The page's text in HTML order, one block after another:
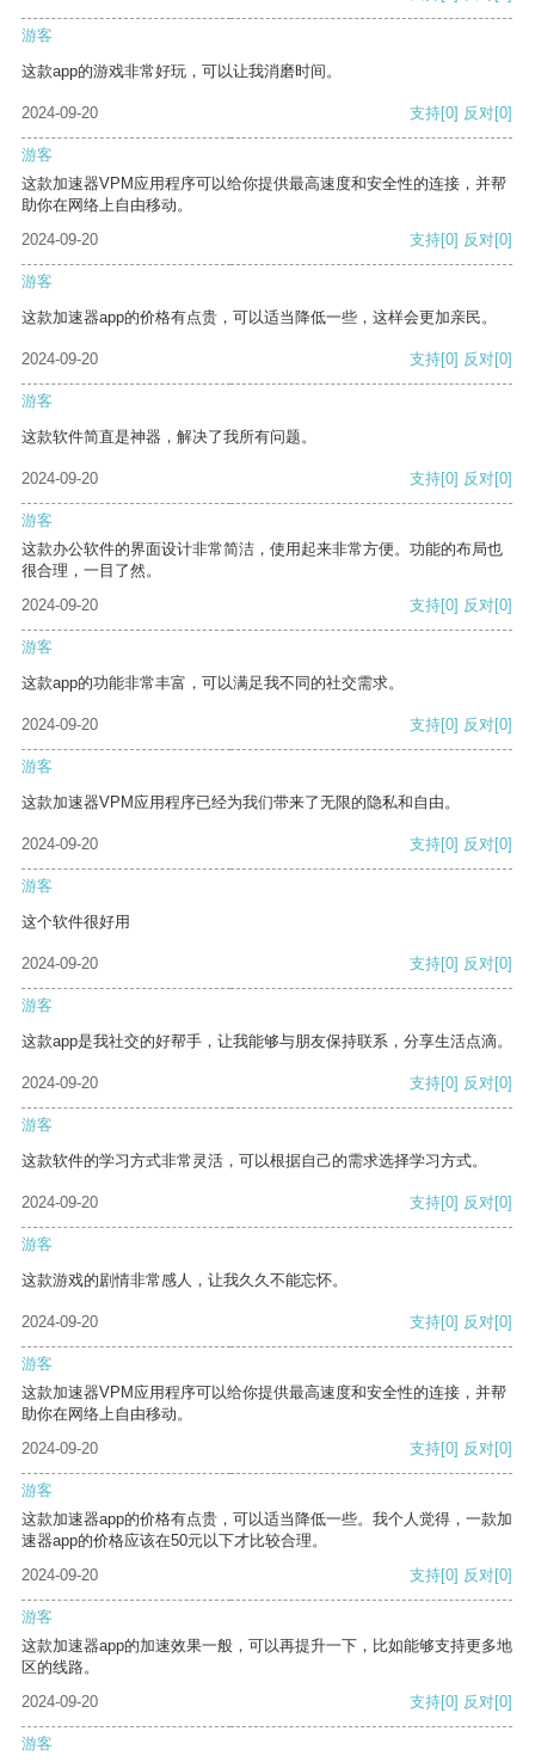
游客
这款app的游戏非常好玩，可以让我消磨时间。
2024-09-20 支持[0] 反对[0]
游客
这款加速器VPM应用程序可以给你提供最高速度和安全性的连接，并帮
助你在网络上自由移动。
2024-09-20
支持[0] 反对[0]
游客
这款加速器app的价格有点贵，可以适当降低一些，这样会更加亲民。
2024-09-20 支持[0] 反对[0]
游客
这款软件简直是神器，解决了我所有问题。
2024-09-20 支持[0] 反对[0]
游客
这款办公软件的界面设计非常简洁，使用起来非常方便。功能的布局也
很合理，一目了然。
2024-09-20
支持[0] 反对[0]
游客
这款app的功能非常丰富，可以满足我不同的社交需求。
2024-09-20 支持[0] 反对[0]
游客
这款加速器VPM应用程序已经为我们带来了无限的隐私和自由。
2024-09-20 支持[0] 反对[0]
游客
这个软件很好用
2024-09-20 支持[0] 反对[0]
游客
这款app是我社交的好帮手，让我能够与朋友保持联系，分享生活点滴。
2024-09-20 支持[0] 反对[0]
游客
这款软件的学习方式非常灵活，可以根据自己的需求选择学习方式。
2024-09-20 支持[0] 反对[0]
游客
这款游戏的剧情非常感人，让我久久不能忘怀。
2024-09-20 支持[0] 反对[0]
游客
这款加速器VPM应用程序可以给你提供最高速度和安全性的连接，并帮
助你在网络上自由移动。
2024-09-20
支持[0] 反对[0]
游客
这款加速器app的价格有点贵，可以适当降低一些。我个人觉得，一款加
速器app的价格应该在50元以下才比较合理。
2024-09-20
支持[0] 反对[0]
游客
这款加速器app的加速效果一般，可以再提升一下，比如能够支持更多地
区的线路。
2024-09-20
支持[0] 反对[0]
游客